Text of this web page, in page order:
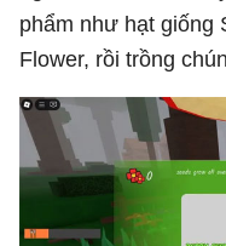
phẩm như hạt giống
Flower, rồi trồng